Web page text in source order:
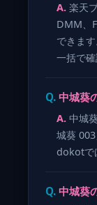
楽天
DMM、
できま
一括で確
中城葵
中城
城葵 003
dokotで
中城葵